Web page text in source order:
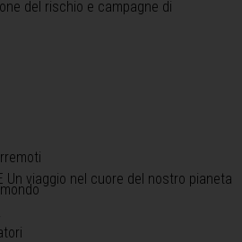
del rischio e campagne di
Un viaggio nel cuore del nostro pianeta